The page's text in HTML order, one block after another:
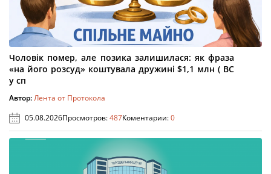
Чоловік помер, але позика залишилася: як фраза
«на його розсуд» коштувала дружині $1,1 млн ( ВС
у сп
Автор:Лента от Протокола
05.08.2026Просмотров:487Коментарии:0